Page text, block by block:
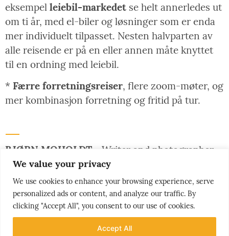
We value your privacy
We use cookies to enhance your browsing experience, serve
personalized ads or content, and analyze our traffic. By
clicking "Accept All", you consent to our use of cookies.
Accept All
eksempel leiebil-markedet se helt annerledes ut
om ti år, med el-biler og løsninger som er enda
mer individuelt tilpasset. Nesten halvparten av
alle reisende er på en eller annen måte knyttet
til en ordning med leiebil.
* Færre forretningsreiser, flere zoom-møter, og
mer kombinasjon forretning og fritid på tur.
BJØRN MOHOLDT - Writer and photographer.
He is restlessly traveling the world in search of
inspiring stories that will nudge you as a
traveller in the right, sustainable direction.